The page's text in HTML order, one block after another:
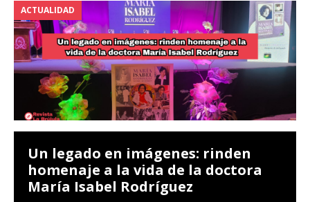
ACTUALIDAD
Un legado en imágenes: rinden
homenaje a la vida de la doctora
María Isabel Rodríguez